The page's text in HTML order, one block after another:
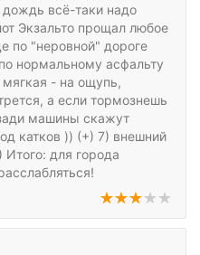
всё-таки надо
Экзальто прощал любое
по "неровной" дороге
нормальному асфальту
- на ощупь,
а если тормознешь
машины скажут
катков )) (+) 7) внешний
Итого: для города